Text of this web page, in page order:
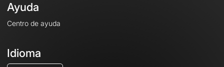
Ayuda
Centro de ayuda
Idioma